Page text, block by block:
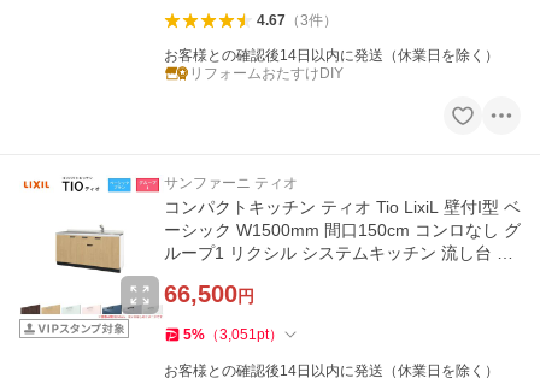
4.67（3件）
お客様との確認後14日以内に発送（休業日を除く）
リフォームおたすけDIY
サンファーニ ティオ
コンパクトキッチン ティオ Tio LixiL 壁付I型 ベ
ーシック W1500mm 間口150cm コンロなし グ
ループ1 リクシル システムキッチン 流し台 フ
66,500円
5% （3,051pt）
お客様との確認後14日以内に発送（休業日を除く）